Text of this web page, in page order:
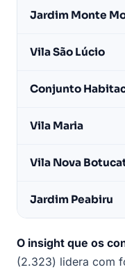
Jardim Monte
Vila São Lúcio
Conjunto
Vila Maria
Vila Nova
Jardim Peabiru
O insight que os
(2.323) lidera com